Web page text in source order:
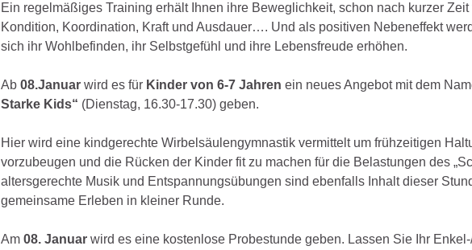
Ein regelmäßiges Training erhält Ihnen ihre Beweglichkeit, schon nach kurzer
Kondition, Koordination, Kraft und Ausdauer…. Und als positiven Nebeneffekt
sich ihr Wohlbefinden, ihr Selbstgefühl und ihre Lebensfreude erhöhen.
Ab 08.Januar wird es für Kinder von 6-7 Jahren ein neues Angebot mit dem
Starke Kids“ (Dienstag, 16.30-17.30) geben.
Hier wird eine kindgerechte Wirbelsäulengymnastik vermittelt um frühzeitigen
vorzubeugen und die Rücken der Kinder fit zu machen für die Belastungen des
altersgerechte Musik und Entspannungsübungen sind ebenfalls Inhalt dieser
gemeinsame Erleben in kleiner Runde.
Am 08. Januar wird es eine kostenlose Probestunde geben. Lassen Sie Ihr